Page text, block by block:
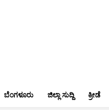
ಬೆಂಗಳೂರು ಜಿಲ್ಲಾ ಸುದ್ದಿ ಕ್ರೀಡೆ